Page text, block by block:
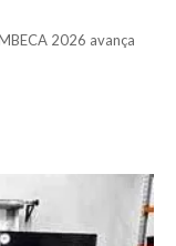
2026 avança